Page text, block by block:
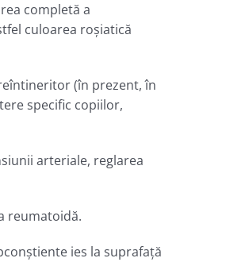
completă a
culoarea roşiatică
(în prezent, în
specific copiilor,
arteriale, reglarea
reumatoidă.
ies la suprafaţă